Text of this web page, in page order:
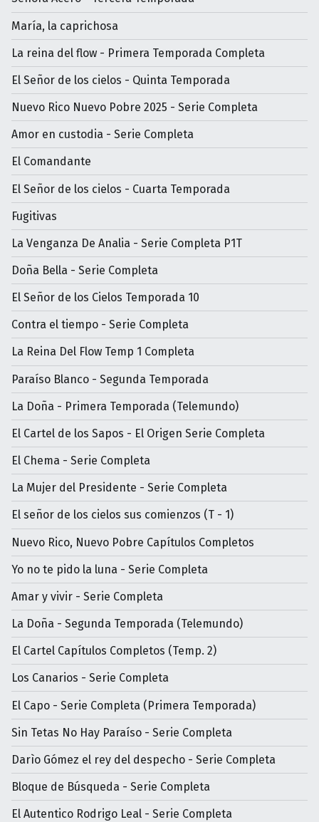
María, la caprichosa
La reina del flow - Primera Temporada Completa
El Señor de los cielos - Quinta Temporada
Nuevo Rico Nuevo Pobre 2025 - Serie Completa
Amor en custodia - Serie Completa
El Comandante
El Señor de los cielos - Cuarta Temporada
Fugitivas
La Venganza De Analia - Serie Completa P1T
Doña Bella - Serie Completa
El Señor de los Cielos Temporada 10
Contra el tiempo - Serie Completa
La Reina Del Flow Temp 1 Completa
Paraíso Blanco - Segunda Temporada
La Doña - Primera Temporada (Telemundo)
El Cartel de los Sapos - El Origen Serie Completa
El Chema - Serie Completa
La Mujer del Presidente - Serie Completa
El señor de los cielos sus comienzos (T - 1)
Nuevo Rico, Nuevo Pobre Capítulos Completos
Yo no te pido la luna - Serie Completa
Amar y vivir - Serie Completa
La Doña - Segunda Temporada (Telemundo)
El Cartel Capítulos Completos (Temp. 2)
Los Canarios - Serie Completa
El Capo - Serie Completa (Primera Temporada)
Sin Tetas No Hay Paraíso - Serie Completa
Darìo Gómez el rey del despecho - Serie Completa
Bloque de Búsqueda - Serie Completa
El Autentico Rodrigo Leal - Serie Completa